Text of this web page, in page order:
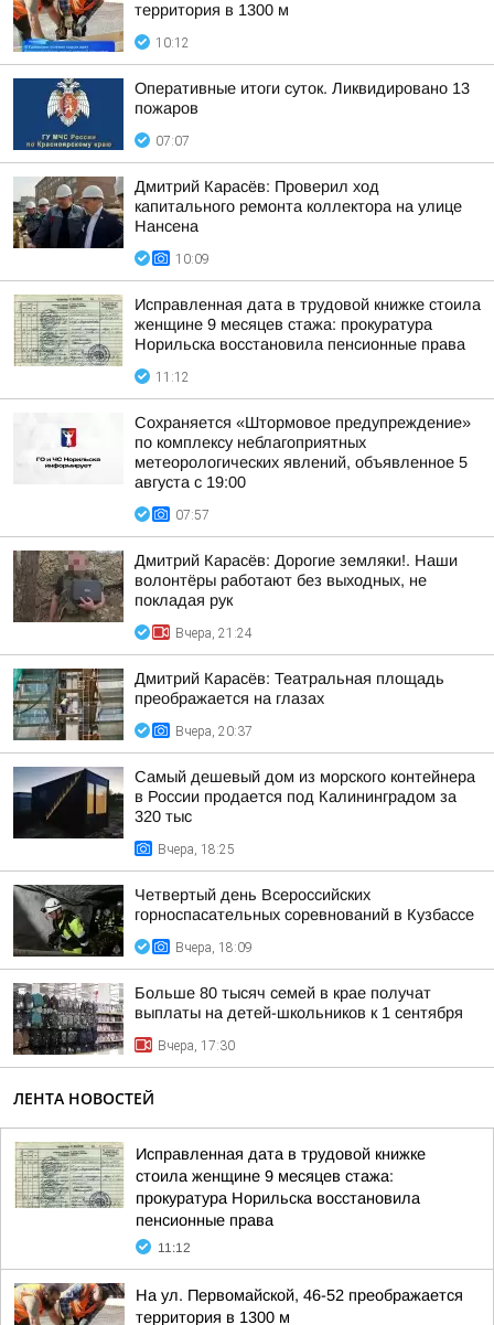
территория в 1300 м
10:12
Оперативные итоги суток. Ликвидировано 13
пожаров
07:07
Дмитрий Карасёв: Проверил ход
капитального ремонта коллектора на улице
Нансена
10:09
Исправленная дата в трудовой книжке стоила
женщине 9 месяцев стажа: прокуратура
Норильска восстановила пенсионные права
11:12
Сохраняется «Штормовое предупреждение»
по комплексу неблагоприятных
метеорологических явлений, объявленное 5
августа с 19:00
07:57
Дмитрий Карасёв: Дорогие земляки!. Наши
волонтёры работают без выходных, не
покладая рук
Вчера, 21:24
Дмитрий Карасёв: Театральная площадь
преображается на глазах
Вчера, 20:37
Самый дешевый дом из морского контейнера
в России продается под Калининградом за
320 тыс
Вчера, 18:25
Четвертый день Всероссийских
горноспасательных соревнований в Кузбассе
Вчера, 18:09
Больше 80 тысяч семей в крае получат
выплаты на детей-школьников к 1 сентября
Вчера, 17:30
ЛЕНТА НОВОСТЕЙ
Исправленная дата в трудовой книжке
стоила женщине 9 месяцев стажа:
прокуратура Норильска восстановила
пенсионные права
11:12
На ул. Первомайской, 46-52 преображается
территория в 1300 м